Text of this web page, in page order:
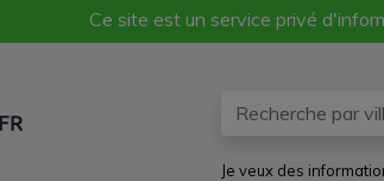
Ce site est un service privé
Je veux des